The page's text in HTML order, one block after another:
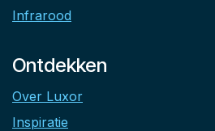
Infrarood
Ontdekken
Over Luxor
Inspiratie